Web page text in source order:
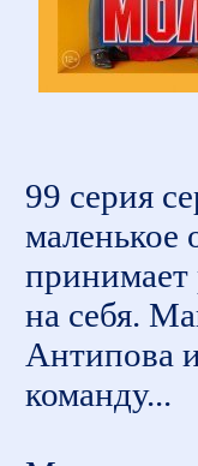
99 серия
маленькое
на себя.
Антипова
команду...